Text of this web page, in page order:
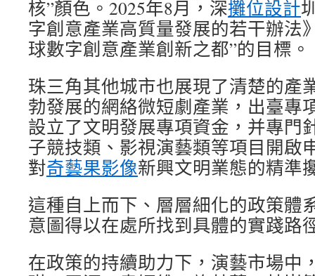
核”顏色。2025年8月，深攤位設計
字創意產業高質量發展的若干辦法
球數字創意產業創新之都”的目標。
珠三角其他城市也展現了清楚的產
勃發展的網絡微短劇產業，出臺專
設立了文明發展專項資金，并專門
子競技類、影視演藝類等項目開啟
對奇藝果影像新興文明業態的精準
這種自上而下、層層細化的政策體
意圖得以在處所找到具體的實踐路
在政策的持續助力下，演藝市場中